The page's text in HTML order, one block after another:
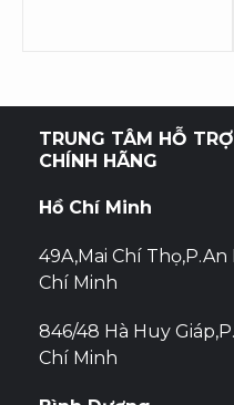
TRUNG TÂM HỖ
CHÍNH HÃNG
Hồ Chí Minh
49A,Mai Chí
Chí Minh
846/48 Hà Huy
Chí Minh